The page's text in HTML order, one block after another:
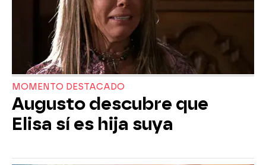
MOMENTO DESTACADO
Augusto descubre que
Elisa sí es hija suya